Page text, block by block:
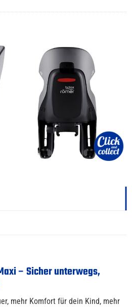
– Sicher unterwegs,
mehr Komfort für dein Kind, mehr